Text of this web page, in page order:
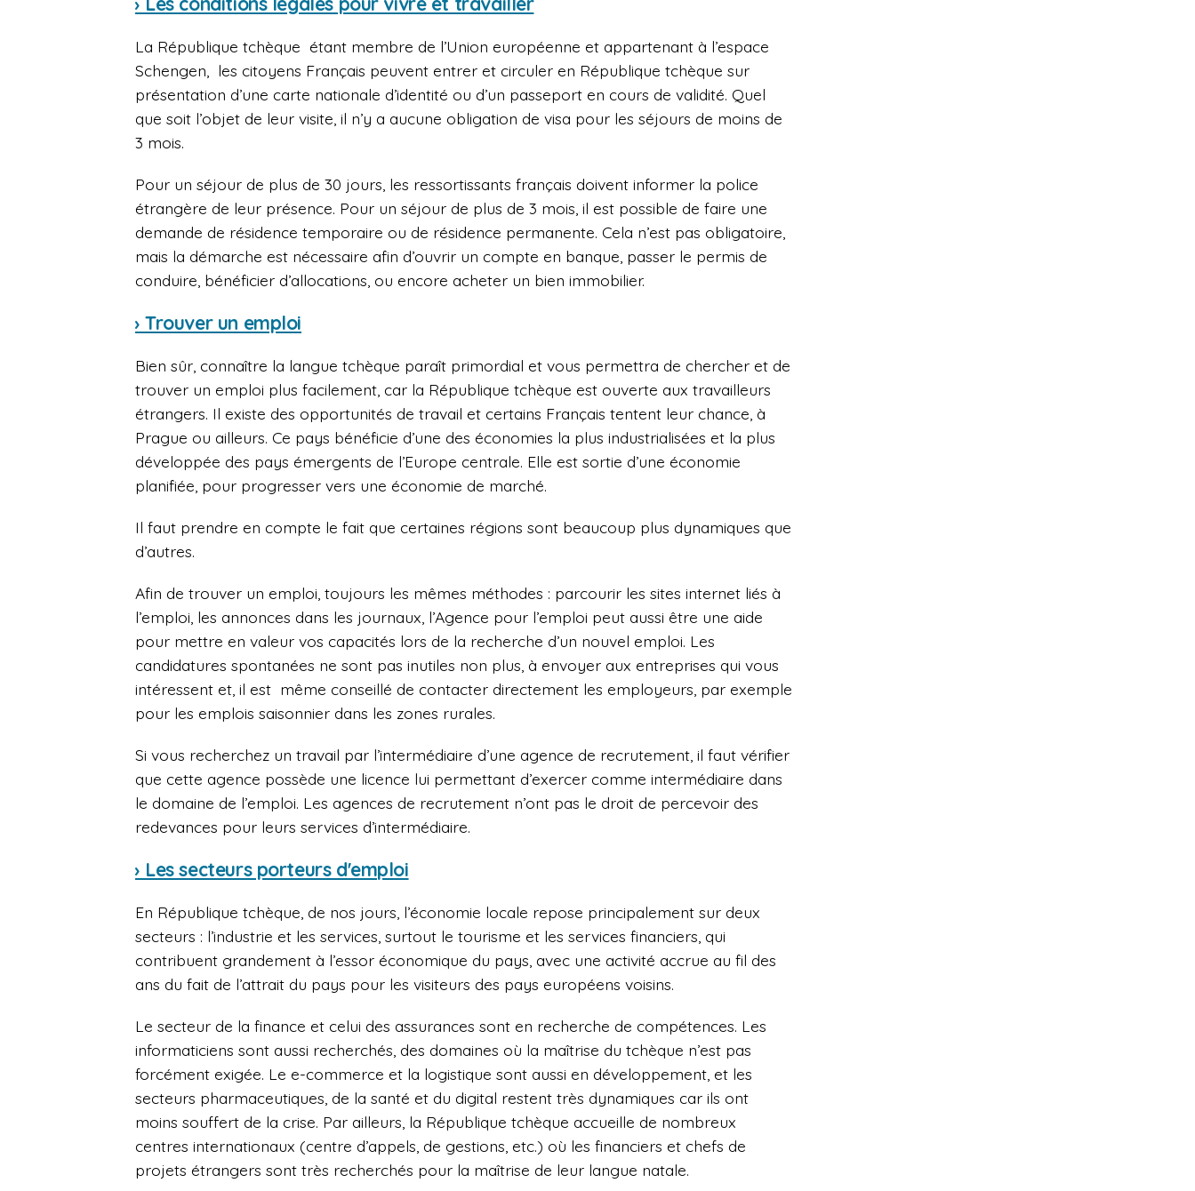
La République tchèque étant membre de l’Union européenne et appartenant à l’espace
Schengen, les citoyens Français peuvent entrer et circuler en République tchèque sur
présentation d’une carte nationale d’identité ou d’un passeport en cours de validité. Quel
que soit l’objet de leur visite, il n’y a aucune obligation de visa pour les séjours de moins de
3 mois.
Pour un séjour de plus de 30 jours, les ressortissants français doivent informer la police
étrangère de leur présence. Pour un séjour de plus de 3 mois, il est possible de faire une
demande de résidence temporaire ou de résidence permanente. Cela n’est pas obligatoire,
mais la démarche est nécessaire afin d’ouvrir un compte en banque, passer le permis de
conduire, bénéficier d’allocations, ou encore acheter un bien immobilier.
› Trouver un emploi
Bien sûr, connaître la langue tchèque paraît primordial et vous permettra de chercher et de
trouver un emploi plus facilement, car la République tchèque est ouverte aux travailleurs
étrangers. Il existe des opportunités de travail et certains Français tentent leur chance, à
Prague ou ailleurs. Ce pays bénéficie d’une des économies la plus industrialisées et la plus
développée des pays émergents de l’Europe centrale. Elle est sortie d’une économie
planifiée, pour progresser vers une économie de marché.
Il faut prendre en compte le fait que certaines régions sont beaucoup plus dynamiques que
d’autres.
Afin de trouver un emploi, toujours les mêmes méthodes : parcourir les sites internet liés à
l’emploi, les annonces dans les journaux, l’Agence pour l’emploi peut aussi être une aide
pour mettre en valeur vos capacités lors de la recherche d’un nouvel emploi. Les
candidatures spontanées ne sont pas inutiles non plus, à envoyer aux entreprises qui vous
intéressent et, il est même conseillé de contacter directement les employeurs, par exemple
pour les emplois saisonnier dans les zones rurales.
Si vous recherchez un travail par l’intermédiaire d’une agence de recrutement, il faut vérifier
que cette agence possède une licence lui permettant d’exercer comme intermédiaire dans
le domaine de l’emploi. Les agences de recrutement n’ont pas le droit de percevoir des
redevances pour leurs services d’intermédiaire.
› Les secteurs porteurs d'emploi
En République tchèque, de nos jours, l’économie locale repose principalement sur deux
secteurs : l’industrie et les services, surtout le tourisme et les services financiers, qui
contribuent grandement à l’essor économique du pays, avec une activité accrue au fil des
ans du fait de l’attrait du pays pour les visiteurs des pays européens voisins.
Le secteur de la finance et celui des assurances sont en recherche de compétences. Les
informaticiens sont aussi recherchés, des domaines où la maîtrise du tchèque n’est pas
forcément exigée. Le e-commerce et la logistique sont aussi en développement, et les
secteurs pharmaceutiques, de la santé et du digital restent très dynamiques car ils ont
moins souffert de la crise. Par ailleurs, la République tchèque accueille de nombreux
centres internationaux (centre d’appels, de gestions, etc.) où les financiers et chefs de
projets étrangers sont très recherchés pour la maîtrise de leur langue natale.